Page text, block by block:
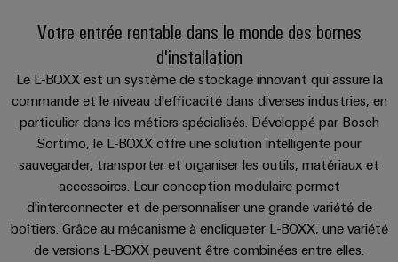
Solutions
pour
besoins
spécifiques
de
la
construction
d'infrastructures
Construction
d'armoire
Des
solutions
DC
u-
OS
edge
computing
5G
industrielle
Single
circuit
et
connecteurs
pour
circuit
imprimé
Systèmes
de
Weidmüller
pratique pour
votre
industrie. Nos
innovations
pour la
connectivité
industrielle.
livraison
Services
de
conseil
et
d’ingénierie
numérique
Representatives
Events
&
Promotions
Weidmüller
Canada
at
EFC
Convergence
Power
Management
Solutions
Industrial
Cybersecurity
SERVICES
Durabilité
de
Weidmüller
Conformité
Sites
Informations
et
Introduction
L-BOXX 102 INSTA 1
Ensemble d’extension
Autres domaines de produits
Téléchargements
Votre entrée rentable dans le monde des bornes
d'installation
Le L-BOXX est un système de stockage innovant qui assure la
commande et le niveau d'efficacité dans diverses industries, en
particulier dans les métiers spécialisés. Développé par Bosch
Sortimo, le L-BOXX offre une solution intelligente pour
sauvegarder, transporter et organiser les outils, matériaux et
accessoires. Leur conception modulaire permet
d'interconnecter et de personnaliser une grande variété de
boîtiers. Grâce au mécanisme à encliqueter L-BOXX, une variété
de versions L-BOXX peuvent être combinées entre elles.